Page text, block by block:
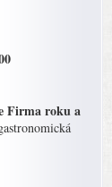
Firma roku a